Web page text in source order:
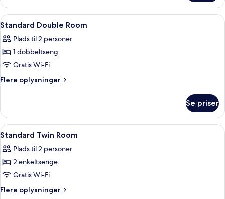
Of
House
Indlæs
alle
billeder
af
Standard
Double
Et hotelværelse med en pænt redt
4
Standard Double Room
Plads til 2 personer
1 dobbeltseng
Gratis Wi-Fi
Flere oplysninger
Flere
Double
Room
Se priser
Indlæs
alle
billeder
af
Standard
Twin
Et hotelværelse med to senge, et
3
Standard Twin Room
Plads til 2 personer
2 enkeltsenge
Gratis Wi-Fi
Flere oplysninger
Flere